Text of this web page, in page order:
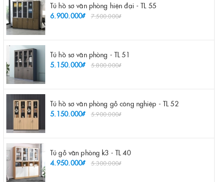
Tủ hồ sơ văn phòng hiện đại - TL 55
6.900.000₫
7.500.000₫
Tủ hồ sơ văn phòng - TL 51
5.150.000₫
5.800.000₫
Tủ hồ sơ văn phòng gỗ công nghiệp - TL 52
5.150.000₫
5.900.000₫
Tủ gỗ văn phòng k3 - TL 40
4.950.000₫
5.300.000₫